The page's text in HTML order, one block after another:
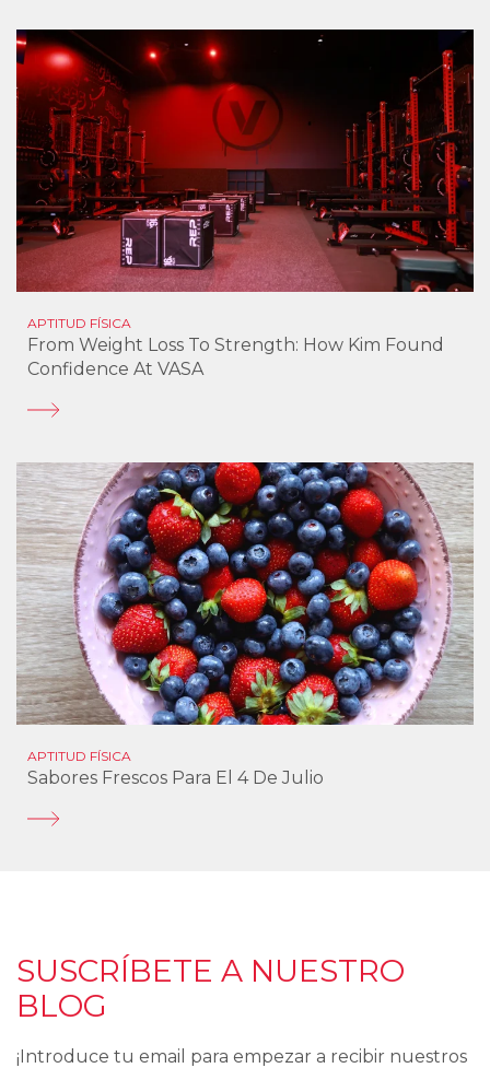
APTITUD FÍSICA
From Weight Loss To Strength: How Kim Found
Confidence At VASA
APTITUD FÍSICA
Sabores Frescos Para El 4 De Julio
SUSCRÍBETE A NUESTRO
BLOG
¡Introduce tu email para empezar a recibir nuestros